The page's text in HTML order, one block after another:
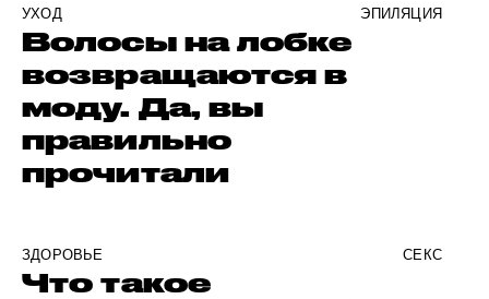
УХОД ЭПИЛЯЦИЯ
Волосы на лобке
возвращаются в
моду. Да, вы
правильно
прочитали
ЗДОРОВЬЕ СЕКС
Что такое